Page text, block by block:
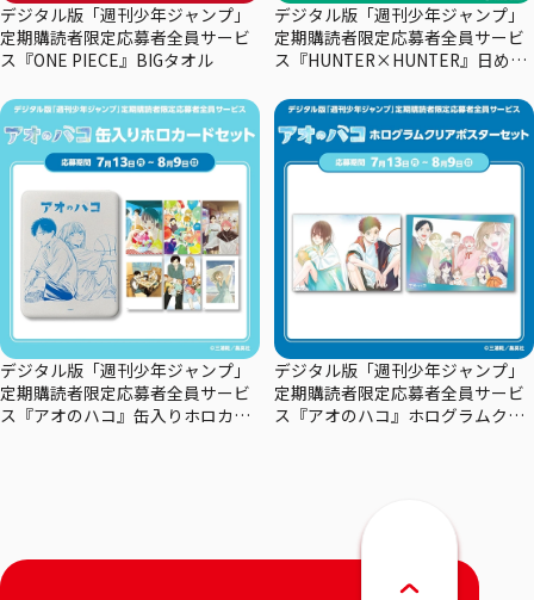
デジタル版「週刊少年ジャンプ」
定期購読者限定応募者全員サービ
ス『ONE PIECE』BIGタオル
デジタル版「週刊少年ジャンプ」
定期購読者限定応募者全員サービ
ス『HUNTER×HUNTER』日めく
デジタル版「週刊少年ジャンプ」
定期購読者限定応募者全員サービ
ス『アオのハコ』缶入りホロカー
デジタル版「週刊少年ジャンプ」
定期購読者限定応募者全員サービ
ス『アオのハコ』ホログラムクリ